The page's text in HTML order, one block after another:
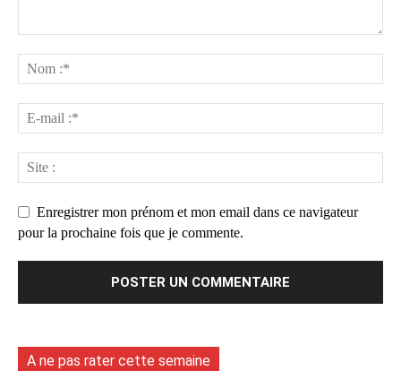
Enregistrer mon prénom et mon email dans ce navigateur
pour la prochaine fois que je commente.
A ne pas rater cette semaine